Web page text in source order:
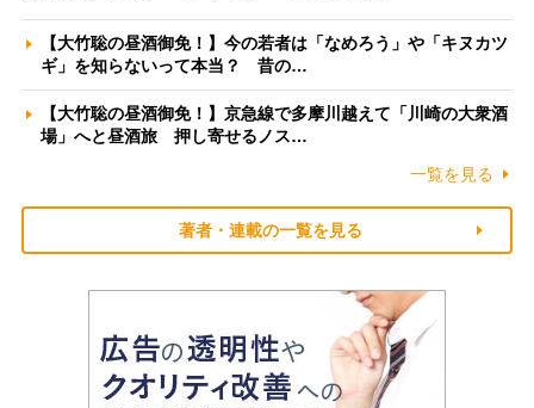
【大竹聡の昼酒御免！】今の若者は「なめろう」や「キヌカツ
ギ」を知らないって本当？ 昔の…
【大竹聡の昼酒御免！】京急線で多摩川越えて「川崎の大衆酒
場」へと昼酒旅 押し寄せるノス…
一覧を見る
著者・連載の一覧を見る